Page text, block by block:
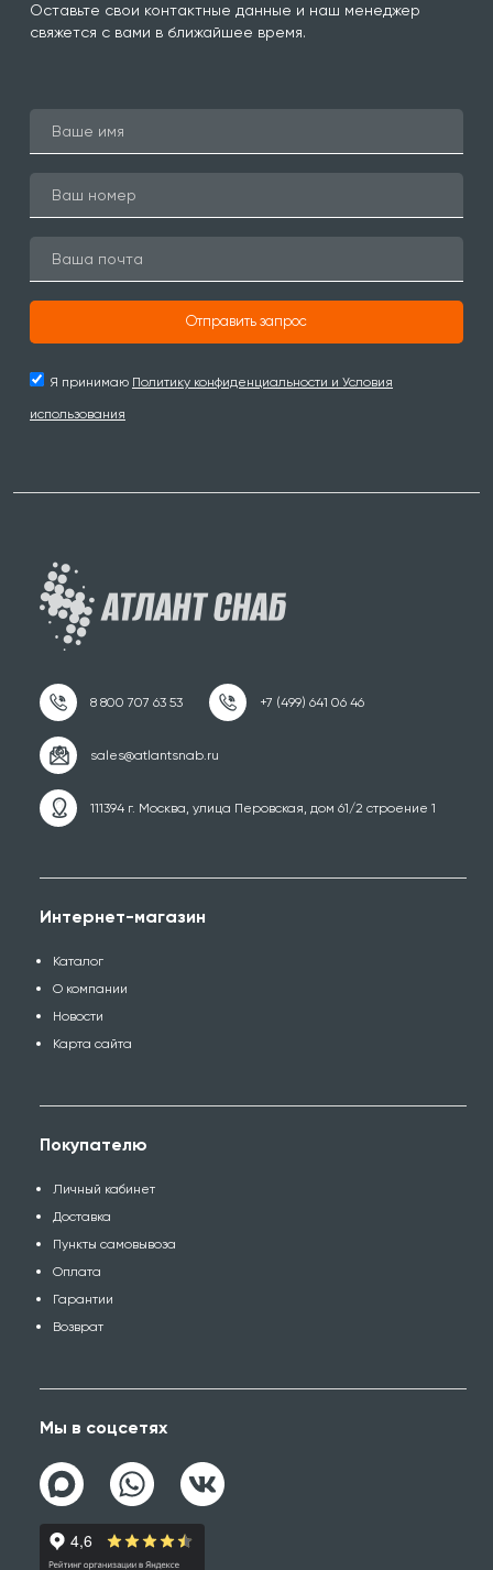
Оставьте свои контактные данные и наш менеджер
свяжется с вами в ближайшее время.
Отправить запрос
Я принимаю Политику конфиденциальности и Условия
использования
111394 г. Москва, улица Перовская, дом 61/2 строение 1
Интернет-магазин
Каталог
О компании
Новости
Карта сайта
Покупателю
Личный кабинет
Доставка
Пункты самовывоза
Оплата
Гарантии
Возврат
Мы в соцсетях